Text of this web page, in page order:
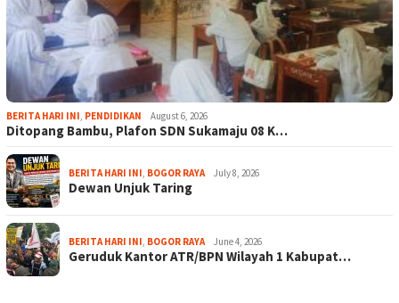
BERITA HARI INI, PENDIDIKAN August 6, 2026
Ditopang Bambu, Plafon SDN Sukamaju 08 K…
BERITA HARI INI, BOGOR RAYA July 8, 2026
Dewan Unjuk Taring
BERITA HARI INI, BOGOR RAYA June 4, 2026
Geruduk Kantor ATR/BPN Wilayah 1 Kabupat…